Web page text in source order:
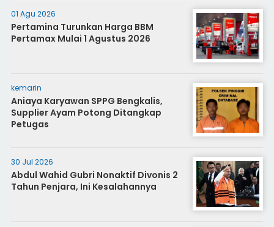
01 Agu 2026
Pertamina Turunkan Harga BBM
Pertamax Mulai 1 Agustus 2026
kemarin
Aniaya Karyawan SPPG Bengkalis,
Supplier Ayam Potong Ditangkap
Petugas
30 Jul 2026
Abdul Wahid Gubri Nonaktif Divonis 2
Tahun Penjara, Ini Kesalahannya